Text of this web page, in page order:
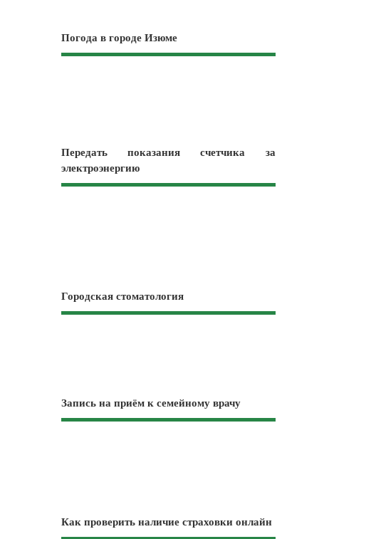
Погода в городе Изюме
Передать показания счетчика за
электроэнергию
Городская стоматология
Запись на приём к семейному врачу
Как проверить наличие страховки онлайн